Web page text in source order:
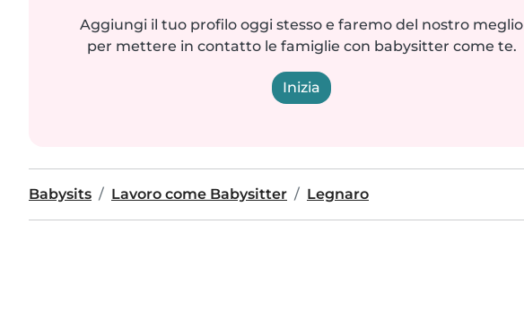
Aggiungi il tuo profilo oggi stesso e faremo del nostro meglio
per mettere in contatto le famiglie con babysitter come te.
Inizia
Babysits Lavoro come Babysitter Legnaro